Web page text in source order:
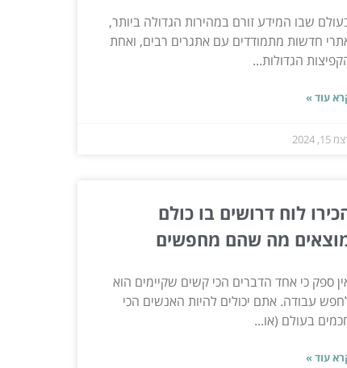
שבו המידע זורם במהירות הגדולה ביותר,
חדשות מתמודדים עם אתגרים רבים, ואחת
הגדולות...
עוד »
15, 2024
לוח דרושים בו כולם
מה שהם מחפשים
ספק כי אחד הדברים הכי קשים שקיימים הוא
עבודה. אתם יכולים להיות האנשים הכי
בעולם (או...
עוד »